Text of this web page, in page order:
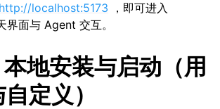
http://localhost:5173 ，即可进入
界面与 Agent 交互。
地安装与启动（用
定义）